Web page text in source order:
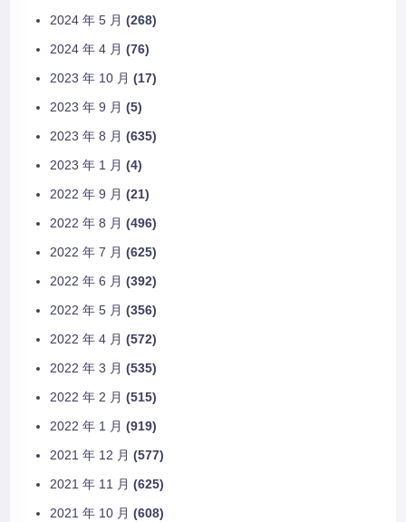
2024 年 5 月 (268)
2024 年 4 月 (76)
2023 年 10 月 (17)
2023 年 9 月 (5)
2023 年 8 月 (635)
2023 年 1 月 (4)
2022 年 9 月 (21)
2022 年 8 月 (496)
2022 年 7 月 (625)
2022 年 6 月 (392)
2022 年 5 月 (356)
2022 年 4 月 (572)
2022 年 3 月 (535)
2022 年 2 月 (515)
2022 年 1 月 (919)
2021 年 12 月 (577)
2021 年 11 月 (625)
2021 年 10 月 (608)